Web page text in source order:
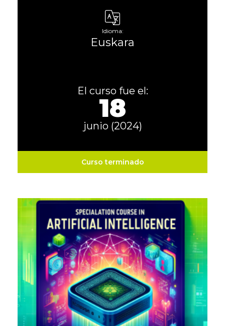
Idioma:
Euskara
El curso fue el:
18
junio (2024)
Curso terminado